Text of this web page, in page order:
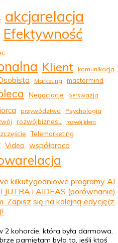
akcjarelacja
Efektywność
Klient komunikacja
Marketing mastermind
Negocjacje perswazja
przywództwo
Psychologia
rozwójbiznesu rozwójlidera
Telemarketing
Video współpraca
kilkutygodniowe programy AI
JUTRA i AIDEAS (porównanie)
Zapisz się na kolejną edycję(z
2 kohorcie, która była darmowa.
pamiętam było to, jeśli ktoś